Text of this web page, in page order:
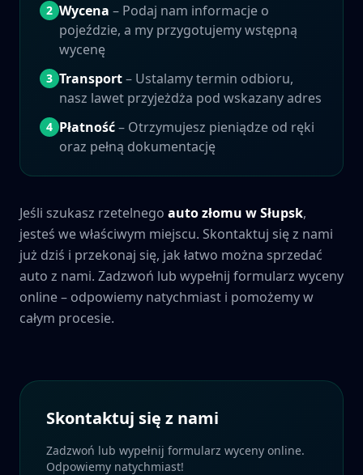
2 Wycena – Podaj nam informacje o
pojeździe, a my przygotujemy wstępną
wycenę
3 Transport– Ustalamy termin odbioru,
nasz lawet przyjeżdża pod wskazany adres
4 Płatność– Otrzymujesz pieniądze od ręki
oraz pełną dokumentację
Jeśli szukasz rzetelnego auto złomu wSłupsk,
jesteś we właściwym miejscu. Skontaktuj się z nami
już dziś i przekonaj się, jak łatwo można sprzedać
auto z nami. Zadzwoń lub wypełnij formularz wyceny
online – odpowiemy natychmiast i pomożemy w
całym procesie.
Skontaktuj się z nami
Zadzwoń lub wypełnij formularz wyceny online.
Odpowiemy natychmiast!